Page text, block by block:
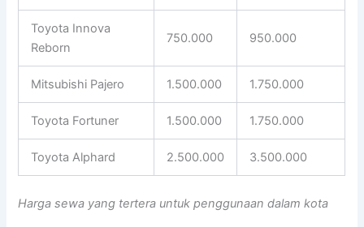
Toyota Innova
Reborn
750.000 950.000
Mitsubishi Pajero 1.500.000 1.750.000
Toyota Fortuner 1.500.000 1.750.000
Toyota Alphard 2.500.000 3.500.000
Harga sewa yang tertera untuk penggunaan dalam kota